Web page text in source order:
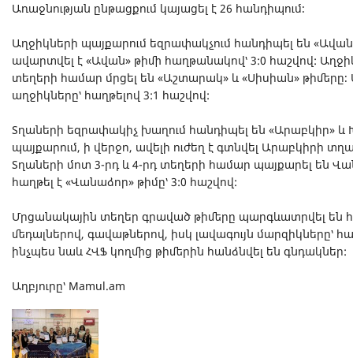
Առաջնության ընթացքում կայացել է 26 հանդիպում։
Աղջիկների պայքարում եզրափակչում հանդիպել են
ավարտվել է «Ավան» թիմի հաղթանակով՝ 3:0 հաշվով:
տեղերի համար մրցել են «Աշտարակ» և «Սիսիան» թիմերը։
աղջիկները՝ հաղթելով 3:1 հաշվով:
Տղաների եզրափակիչ խաղում հանդիպել են «Արաբկիր»
պայքարում, ի վերջո, ավելի ուժեղ է գտնվել Արաբկիրի
Տղաների մոտ 3-րդ և 4-րդ տեղերի համար պայքարել են
հաղթել է «Վանաձոր» թիմը՝ 3:0 հաշվով:
Մրցանակային տեղեր գրաված թիմերը պարգևատրվել
մեդալներով, գավաթներով, իսկ լավագույն
ինչպես նաև ՀՎՖ կողմից թիմերին հանձնվել են գնդակներ:
Աղբյուրը՝ Mamul.am